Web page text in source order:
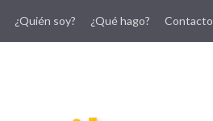
¿Quién soy? ¿Qué hago? Contacto